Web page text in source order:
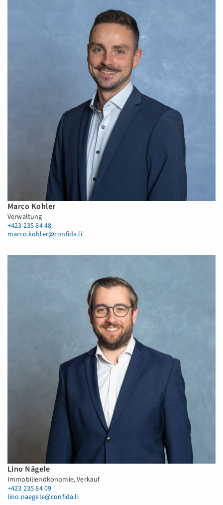
Marco Kohler
Verwaltung
+423 235 84 48
marco.kohler@confida.li
Lino Nägele
Immobilienökonomie, Verkauf
+423 235 84 09
lino.naegele@confida.li